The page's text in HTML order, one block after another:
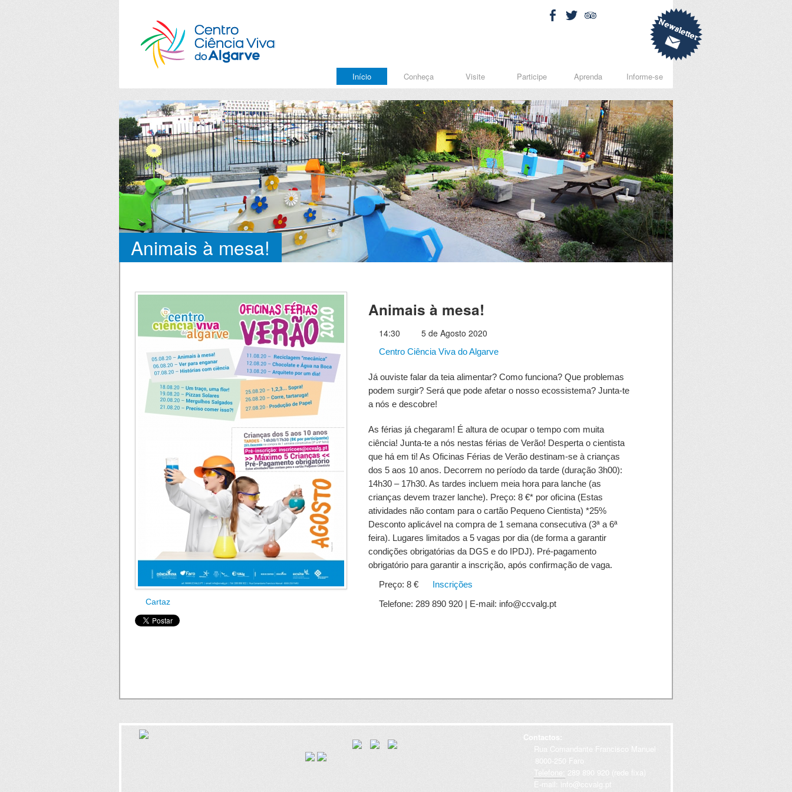
Início Conheça Visite Participe Aprenda Informe-se
Animais à mesa!
Cartaz
Animais à mesa!
14:30 5 de Agosto 2020
Centro Ciência Viva do Algarve
Já ouviste falar da teia alimentar? Como funciona? Que problemas
podem surgir? Será que pode afetar o nosso ecossistema? Junta-te
a nós e descobre!
As férias já chegaram! É altura de ocupar o tempo com muita
ciência! Junta-te a nós nestas férias de Verão! Desperta o cientista
que há em ti! As Oficinas Férias de Verão destinam-se à crianças
dos 5 aos 10 anos. Decorrem no período da tarde (duração 3h00):
14h30 – 17h30. As tardes incluem meia hora para lanche (as
crianças devem trazer lanche). Preço: 8 €* por oficina (Estas
atividades não contam para o cartão Pequeno Cientista) *25%
Desconto aplicável na compra de 1 semana consecutiva (3ª a 6ª
feira). Lugares limitados a 5 vagas por dia (de forma a garantir
condições obrigatórias da DGS e do IPDJ). Pré-pagamento
obrigatório para garantir a inscrição, após confirmação de vaga.
Preço: 8 €
Inscrições
Telefone: 289 890 920 | E-mail: info@ccvalg.pt
Contactos:
Rua Comandante Francisco Manuel
8000-250 Faro
Telefone: 289 890 920 (rede fixa)
E-mail: info@ccvalg.pt